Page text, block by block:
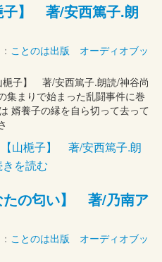
子】 著/安西篤子.朗
ことのは出版 オーディオブッ
梔子】 著/安西篤子.朗読/神谷尚
まりで始まった乱闘事件に巻
婿養子の縁を自ら切って去って
山梔子】 著/安西篤子.朗
を読む
たの匂い】 著/乃南ア
ことのは出版 オーディオブッ